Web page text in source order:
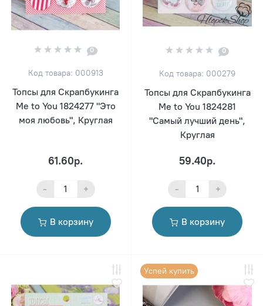
0
Код товара: 000913
Топсы для Скрапбукинга
Me to You 1824277 "Это
моя любовь", Круглая
61.60р.
- +
В корзину
0
Код товара: 000279
Топсы для Скрапбукинга
Me to You 1824281
"Самый лучший день",
Круглая
59.40р.
- +
В корзину
Успей купить